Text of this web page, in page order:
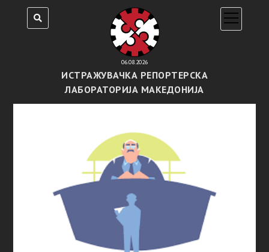
06.08.2026
ИСТРАЖУВАЧКА РЕПОРТЕРСКА
ЛАБОРАТОРИЈА МАКЕДОНИЈА
open
menu